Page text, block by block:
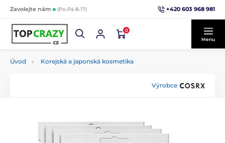
Zavolejte nám (Po-Pá 8-17) +420 603 968 981
0
Menu
Úvod Korejská a japonská kosmetika
Výrobce